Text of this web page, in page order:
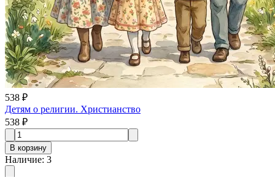
538 ₽
Детям о религии. Христианство
538 ₽
В корзину
Наличие: 3